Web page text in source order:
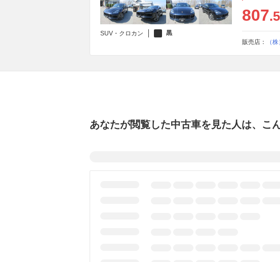
SUV・クロカン 黒
807.5
販売店： （
あなたが閲覧した中古車を見た人は、こ